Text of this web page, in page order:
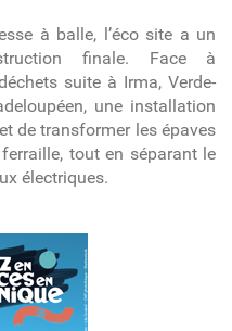
à balle, l’éco site a un
finale. Face à
suite à Irma, Verde-
une installation
de transformer les épaves
tout en séparant le
électriques.